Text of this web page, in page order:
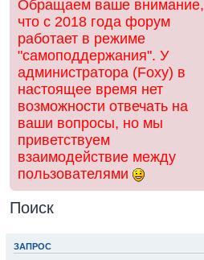
Обращаем ваше внимание,
что с 2018 года форум
работает в режиме
"самоподдержания". У
администратора (Foxy) в
настоящее время нет
возможности отвечать на
ваши вопросы, но мы
приветствуем
взаимодействие между
пользователями
Поиск
ЗАПРОС